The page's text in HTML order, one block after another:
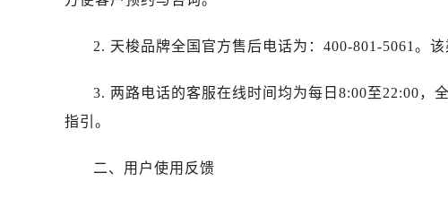
泉州市丰泽区宝洲路729号浦西万达中心写
烟台市芝罘区胜利路139号万达金融中心A
昆明市盘龙区北京路928号同德昆明广场写
2. 天梭品牌全国官方售后电话为：400-801-5061。
3. 两路电话的客服在线时间均为每日8:00至22:00，
指引。
二、用户使用反馈